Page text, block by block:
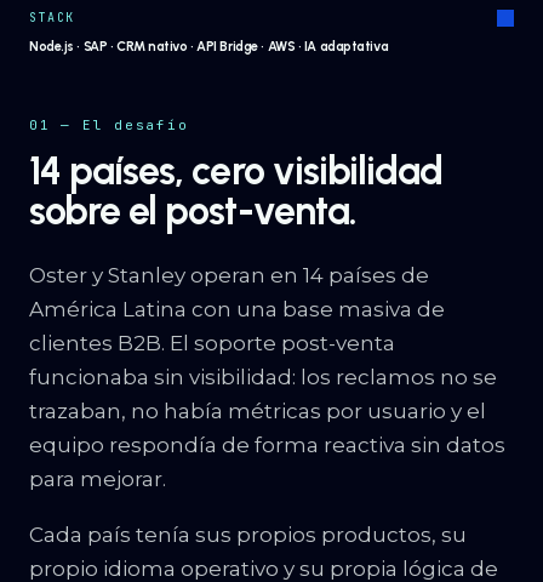
STACK
Node.js · SAP · CRM nativo · API Bridge · AWS · IA adaptativa
01 — El desafío
14 países, cero visibilidad
sobre el post-venta.
Oster y Stanley operan en 14 países de
América Latina con una base masiva de
clientes B2B. El soporte post-venta
funcionaba sin visibilidad: los reclamos no se
trazaban, no había métricas por usuario y el
equipo respondía de forma reactiva sin datos
para mejorar.
Cada país tenía sus propios productos, su
propio idioma operativo y su propia lógica de